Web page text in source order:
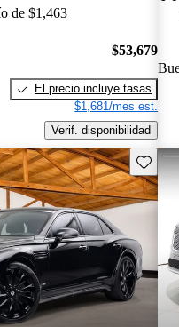
de $1,463
$53,679
El precio incluye tasas
$1,681/mes est.
Verif. disponibilidad
Guarda